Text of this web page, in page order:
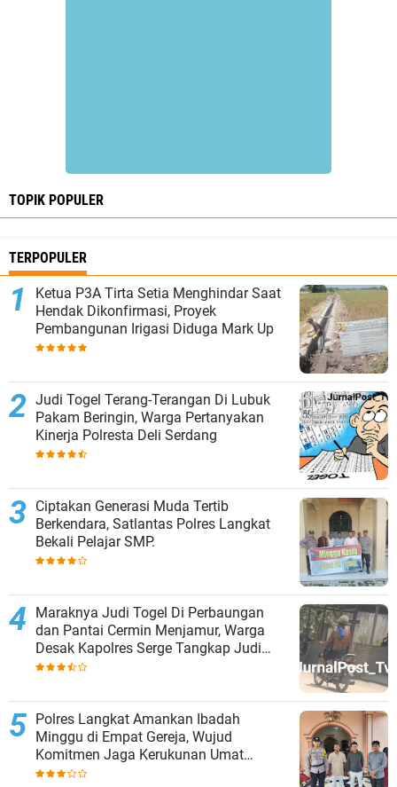
TOPIK POPULER
TERPOPULER
Ketua P3A Tirta Setia Menghindar Saat
Hendak Dikonfirmasi, Proyek
Pembangunan Irigasi Diduga Mark Up
Judi Togel Terang-Terangan Di Lubuk
Pakam Beringin, Warga Pertanyakan
Kinerja Polresta Deli Serdang
Ciptakan Generasi Muda Tertib
Berkendara, Satlantas Polres Langkat
Bekali Pelajar SMP.
Maraknya Judi Togel Di Perbaungan
dan Pantai Cermin Menjamur, Warga
Desak Kapolres Serge Tangkap Judi
Togel
Polres Langkat Amankan Ibadah
Minggu di Empat Gereja, Wujud
Komitmen Jaga Kerukunan Umat
Beragama.